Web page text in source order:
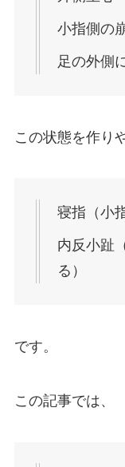
小指側の
足の外側
この状態を作り
寝指（小
内反小趾
る）
です。
この記事では、